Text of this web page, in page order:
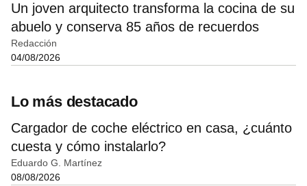
Un joven arquitecto transforma la cocina de su
abuelo y conserva 85 años de recuerdos
Redacción
04/08/2026
Lo más destacado
Cargador de coche eléctrico en casa, ¿cuánto
cuesta y cómo instalarlo?
Eduardo G. Martínez
08/08/2026